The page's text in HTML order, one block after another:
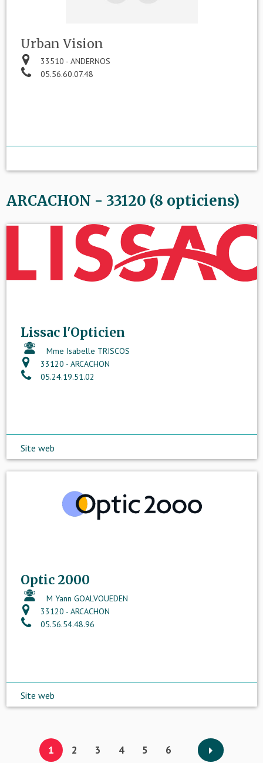
Urban Vision
33510 - ANDERNOS
05.56.60.07.48
ARCACHON - 33120 (8 opticiens)
Lissac l'Opticien
Mme Isabelle TRISCOS
33120 - ARCACHON
05.24.19.51.02
Site web
Optic 2000
M Yann GOALVOUEDEN
33120 - ARCACHON
05.56.54.48.96
Site web
1 2 3 4 5 6